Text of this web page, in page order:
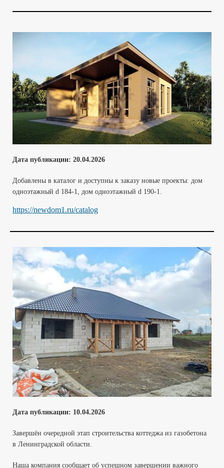
Дата публикации: 20.04.2026
Добавлены в каталог и доступны к заказу новые проекты: дом
одноэтажный d 184-1, дом одноэтажный d 190-1.
https://newdom1.ru/catalog
Дата публикации: 10.04.2026
Завершён очередной этап строительства коттеджа из газобетона
в Ленинградской области.
Наша компания сообщает об успешном завершении важного